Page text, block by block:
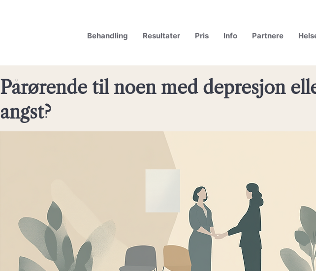
Behandling Resultater Pris Info Partnere
Pårørende til noen med depresjon
angst?